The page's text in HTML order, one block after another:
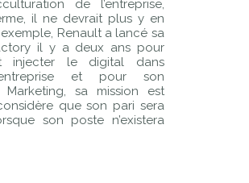
de l’entreprise,
il ne devrait plus y en
exemple, Renault a lancé sa
il y a deux ans pour
injecter le digital dans
et pour son
Marketing, sa mission est
que son pari sera
son poste n’existera